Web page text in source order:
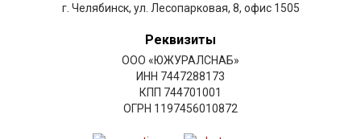
г. Челябинск, ул. Лесопарковая, 8, офис 1505
Реквизиты
ООО «ЮЖУРАЛСНАБ»
ИНН 7447288173
КПП 744701001
ОГРН 1197456010872